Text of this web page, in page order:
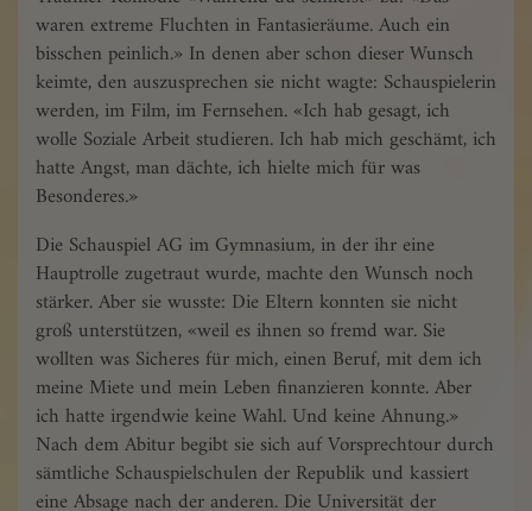
waren extreme Fluchten in Fantasieräume. Auch ein
bisschen peinlich.» In denen aber schon dieser Wunsch
keimte, den auszusprechen sie nicht wagte: Schauspielerin
werden, im Film, im Fernsehen. «Ich hab gesagt, ich
wolle Soziale Arbeit studieren. Ich hab mich geschämt, ich
hatte Angst, man dächte, ich hielte mich für was
Besonderes.»
Die Schauspiel AG im Gymnasium, in der ihr eine
Hauptrolle zugetraut wurde, machte den Wunsch noch
stärker. Aber sie wusste: Die Eltern konnten sie nicht
groß unterstützen, «weil es ihnen so fremd war. Sie
wollten was Sicheres für mich, einen Beruf, mit dem ich
meine Miete und mein Leben finanzieren konnte. Aber
ich hatte irgendwie keine Wahl. Und keine Ahnung.»
Nach dem Abitur begibt sie sich auf Vorsprechtour durch
sämtliche Schauspielschulen der Republik und kassiert
eine Absage nach der anderen. Die Universität der